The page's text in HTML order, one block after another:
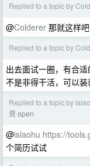
Replied to a topic by
@Colderer 那就这样
Replied to a topic by
出去面试一圈，有合
不是非得干活，可以
Replied to a topic by
资 open
@islaohu https://
个简历试试